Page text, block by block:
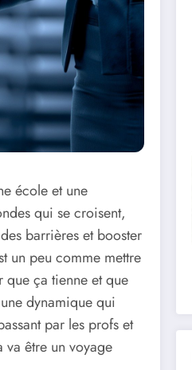
école et une
qui se croisent,
barrières et booster
un peu comme mettre
que ça tienne et que
dynamique qui
par les profs et
être un voyage